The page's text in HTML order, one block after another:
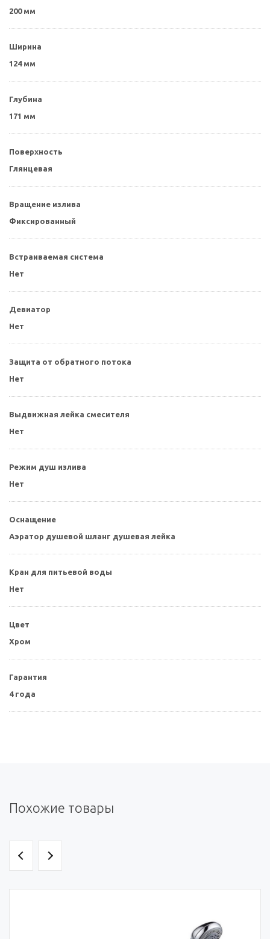
200 мм
Ширина
124 мм
Глубина
171 мм
Поверхность
Глянцевая
Вращение излива
Фиксированный
Встраиваемая система
Нет
Девиатор
Нет
Защита от обратного потока
Нет
Выдвижная лейка смесителя
Нет
Режим душ излива
Нет
Оснащение
Аэратор душевой шланг душевая лейка
Кран для питьевой воды
Нет
Цвет
Хром
Гарантия
4 года
Похожие товары